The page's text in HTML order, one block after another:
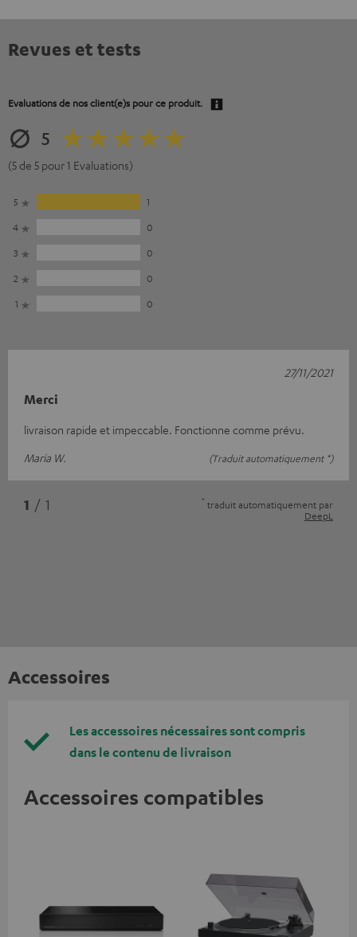
Revues et tests
Evaluations de nos client(e)s pour ce produit.
5
(5 de 5 pour 1 Evaluations)
5
1
4
0
3
0
2
0
1
0
Merci
livraison rapide et impeccable. Fonctionne comme prévu.
Maria W.
(Traduit automatiquement *)
27/11/2021
1 / 1 * traduit automatiquement par
DeepL
Accessoires
Les accessoires nécessaires sont compris
dans le contenu de livraison
Accessoires compatibles